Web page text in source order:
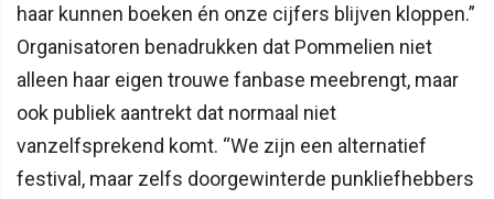
haar kunnen boeken én onze cijfers blijven kloppen.”
Organisatoren benadrukken dat Pommelien niet
alleen haar eigen trouwe fanbase meebrengt, maar
ook publiek aantrekt dat normaal niet
vanzelfsprekend komt. “We zijn een alternatief
festival, maar zelfs doorgewinterde punkliefhebbers